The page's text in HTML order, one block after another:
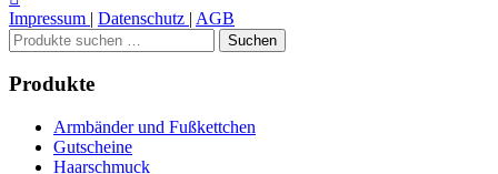
Impressum | Datenschutz | AGB
Suchen
nach:
Suchen
Produkte
Armbänder und Fußkettchen
Gutscheine
Haarschmuck